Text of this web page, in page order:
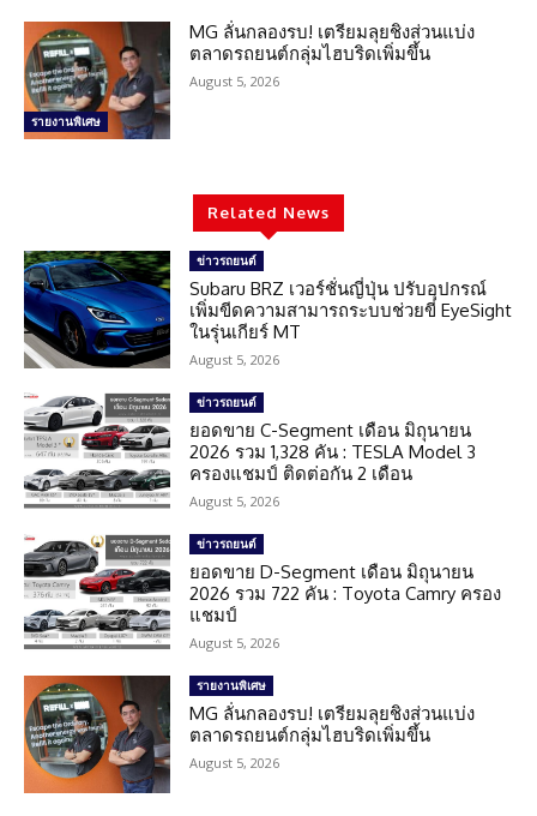
รายงานพิเศษ
MG ลั่นกลองรบ! เตรียมลุยชิงส่วนแบ่ง
ตลาดรถยนต์กลุ่มไฮบริดเพิ่มขึ้น
August 5, 2026
Related News
ข่าวรถยนต์
Subaru BRZ เวอร์ชั่นญี่ปุ่น ปรับอุปกรณ์
เพิ่มขีดความสามารถระบบช่วยขี่ EyeSight
ในรุ่นเกียร์ MT
August 5, 2026
ข่าวรถยนต์
ยอดขาย C-Segment เดือน มิถุนายน
2026 รวม 1,328 คัน : TESLA Model 3
ครองแชมป์ ติดต่อกัน 2 เดือน
August 5, 2026
ข่าวรถยนต์
ยอดขาย D-Segment เดือน มิถุนายน
2026 รวม 722 คัน : Toyota Camry ครอง
แชมป์
August 5, 2026
รายงานพิเศษ
MG ลั่นกลองรบ! เตรียมลุยชิงส่วนแบ่ง
ตลาดรถยนต์กลุ่มไฮบริดเพิ่มขึ้น
August 5, 2026